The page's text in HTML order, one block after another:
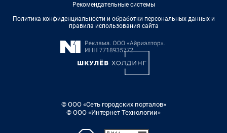
Рекомендательные системы
Политика конфиденциальности и обработки персональных данных и
правила использования сайта
© ООО «Сеть городских порталов»
© ООО «Интернет Технологии»